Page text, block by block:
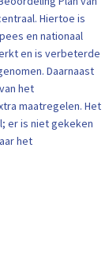
Hiertoe is
en nationaal
en is verbeterde
Daarnaast
het
maatregelen. Het
er is niet gekeken
het